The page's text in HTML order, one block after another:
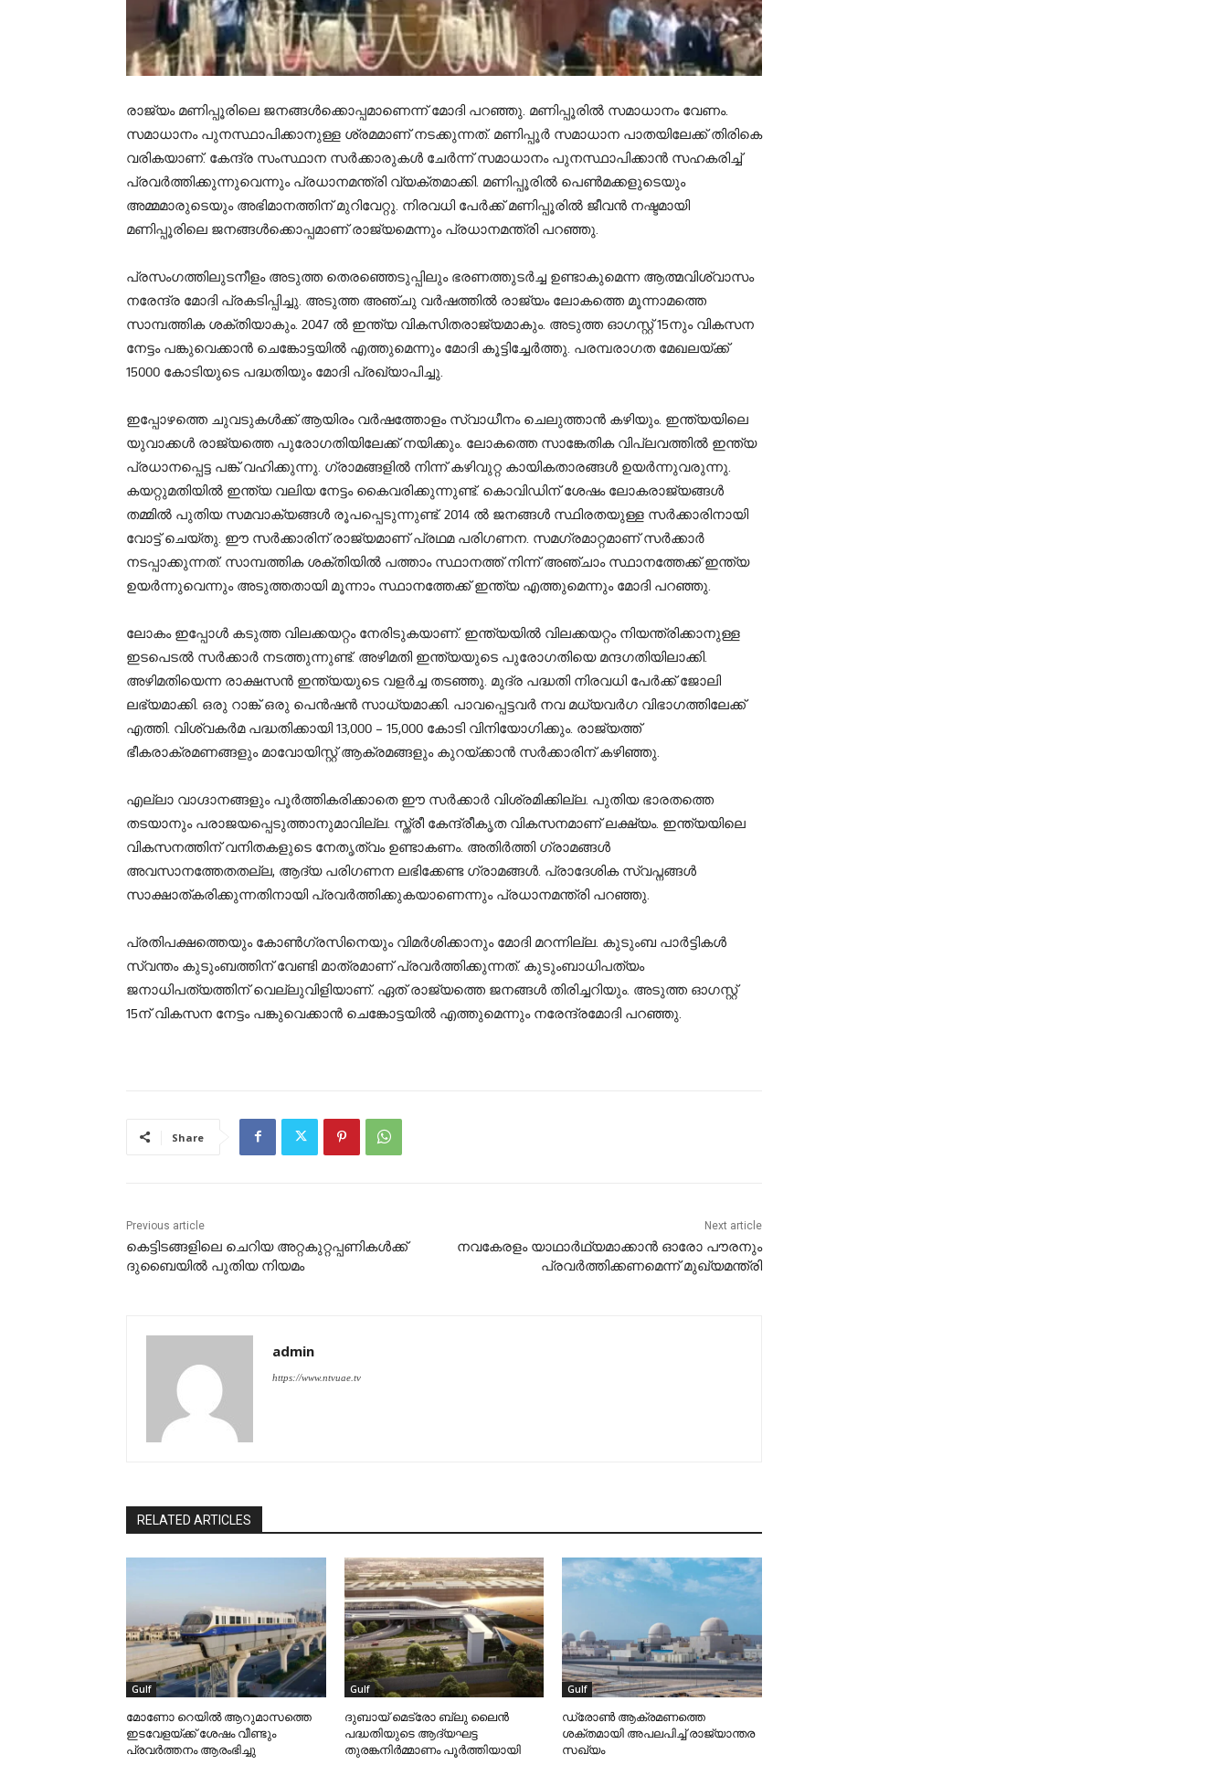
രാജ്യം മണിപ്പൂരിലെ ജനങ്ങൾക്കൊപ്പമാണെന്ന് മോദി പറഞ്ഞു. മണിപ്പൂരിൽ സമാധാനം വേണം.
സമാധാനം പുനസ്ഥാപിക്കാനുള്ള ശ്രമമാണ് നടക്കുന്നത്. മണിപ്പൂർ സമാധാന പാതയിലേക്ക് തിരികെ
വരികയാണ്. കേന്ദ്ര സംസ്ഥാന സർക്കാരുകള്‍ ചേർന്ന് സമാധാനം പുനസ്ഥാപിക്കാൻ സഹകരിച്ച്
പ്രവർത്തിക്കുന്നുവെന്നും പ്രധാനമന്ത്രി വ്യക്തമാക്കി. മണിപ്പൂരിൽ പെൺമക്കളുടെയും
അമ്മമാരുടെയും അഭിമാനത്തിന് മുറിവേറ്റു. നിരവധി പേർക്ക് മണിപ്പൂരിൽ ജീവൻ നഷ്ടമായി
മണിപ്പൂരിലെ ജനങ്ങള്‍ക്കൊപ്പമാണ് രാജ്യമെന്നും പ്രധാനമന്ത്രി പറഞ്ഞു.
പ്രസംഗത്തിലുടനീളം അടുത്ത തെരഞ്ഞെടുപ്പിലും ഭരണത്തുടർച്ച ഉണ്ടാകുമെന്ന ആത്മവിശ്വാസം
നരേന്ദ്ര മോദി പ്രകടിപ്പിച്ചു. അടുത്ത അഞ്ചു വർഷത്തിൽ രാജ്യം ലോകത്തെ മൂന്നാമത്തെ
സാമ്പത്തിക ശക്തിയാകും. 2047 ൽ ഇന്ത്യ വികസിതരാജ്യമാകും. അടുത്ത ഓഗസ്റ്റ് 15നും വികസന
നേട്ടം പങ്കുവെക്കാന്‍ ചെങ്കോട്ടയില്‍ എത്തുമെന്നും മോദി കൂട്ടിച്ചേര്‍ത്തു. പരമ്പരാഗത മേഖലയ്ക്ക്
15000 കോടിയുടെ പദ്ധതിയും മോദി പ്രഖ്യാപിച്ചു.
ഇപ്പോഴത്തെ ചുവടുകള്‍ക്ക് ആയിരം വര്‍ഷത്തോളം സ്വാധീനം ചെലുത്താൻ കഴിയും. ഇന്ത്യയിലെ
യുവാക്കള്‍ രാജ്യത്തെ പുരോഗതിയിലേക്ക് നയിക്കും. ലോകത്തെ സാങ്കേതിക വിപ്ലവത്തില്‍ ഇന്ത്യ
പ്രധാനപ്പെട്ട പങ്ക് വഹിക്കുന്നു. ഗ്രാമങ്ങളില്‍ നിന്ന് കഴിവുറ്റ കായികതാരങ്ങള്‍ ഉയർന്നുവരുന്നു.
കയറ്റുമതിയില്‍ ഇന്ത്യ വലിയ നേട്ടം കൈവരിക്കുന്നുണ്ട്. കൊവിഡിന് ശേഷം ലോകരാജ്യങ്ങള്‍
തമ്മില്‍ പുതിയ സമവാക്യങ്ങള്‍ രൂപപ്പെടുന്നുണ്ട്. 2014 ല്‍ ജനങ്ങള്‍ സ്ഥിരതയുള്ള സർക്കാരിനായി
വോട്ട് ചെയ്തു. ഈ സർക്കാരിന് രാജ്യമാണ് പ്രഥമ പരിഗണന. സമഗ്രമാറ്റമാണ് സർക്കാ‍ർ
നടപ്പാക്കുന്നത്. സാമ്പത്തിക ശക്തിയില്‍ പത്താം സ്ഥാനത്ത് നിന്ന് അഞ്ചാം സ്ഥാനത്തേക്ക് ഇന്ത്യ
ഉയർന്നുവെന്നും അടുത്തതായി മൂന്നാം സ്ഥാനത്തേക്ക് ഇന്ത്യ എത്തുമെന്നും മോദി പറഞ്ഞു.
ലോകം ഇപ്പോള്‍ കടുത്ത വിലക്കയറ്റം നേരിടുകയാണ്. ഇന്ത്യയില്‍ വിലക്കയറ്റം നിയന്ത്രിക്കാനുള്ള
ഇടപെടല്‍ സർക്കാര്‍ നടത്തുന്നുണ്ട്. അഴിമതി ഇന്ത്യയുടെ പുരോഗതിയെ മന്ദഗതിയിലാക്കി.
അഴിമതിയെന്ന രാക്ഷസൻ ഇന്ത്യയുടെ വളർച്ച തടഞ്ഞു. മുദ്ര പദ്ധതി നിരവധി പേർക്ക് ജോലി
ലഭ്യമാക്കി. ഒരു റാങ്ക് ഒരു പെൻഷൻ സാധ്യമാക്കി. പാവപ്പെട്ടവര്‍ നവ മധ്യവർഗ വിഭാഗത്തിലേക്ക്
എത്തി. വിശ്വകർമ പദ്ധതിക്കായി 13,000 – 15,000 കോടി വിനിയോഗിക്കും. രാജ്യത്ത്
ഭീകരാക്രമണങ്ങളും മാവോയിസ്റ്റ് ആക്രമങ്ങളും കുറയ്ക്കാൻ സർക്കാരിന് കഴിഞ്ഞു.
എല്ലാ വാഗ്ദാനങ്ങളും പൂർത്തികരിക്കാതെ ഈ സർക്കാർ വിശ്രമിക്കില്ല. പുതിയ ഭാരതത്തെ
തടയാനും പരാജയപ്പെടുത്താനുമാവില്ല. സ്ത്രീ കേന്ദ്രീകൃത വികസനമാണ് ലക്ഷ്യം. ഇന്ത്യയിലെ
വികസനത്തിന് വനിതകളുടെ നേതൃത്വം ഉണ്ടാകണം. അതിര്‍ത്തി ഗ്രാമങ്ങള്‍
അവസാനത്തേതതല്ല, ആദ്യ പരിഗണന ലഭിക്കേണ്ട ഗ്രാമങ്ങൾ. പ്രാദേശിക സ്വപ്നങ്ങള്‍
സാക്ഷാത്കരിക്കുന്നതിനായി പ്രവർത്തിക്കുകയാണെന്നും പ്രധാനമന്ത്രി പറഞ്ഞു.
പ്രതിപക്ഷത്തെയും കോൺഗ്രസിനെയും വിമർശിക്കാനും മോദി മറന്നില്ല. കുടുംബ പാര്‍ട്ടികള്‍
സ്വന്തം കുടുംബത്തിന് വേണ്ടി മാത്രമാണ് പ്രവർത്തിക്കുന്നത്. കുടുംബാധിപത്യം
ജനാധിപത്യത്തിന് വെല്ലുവിളിയാണ്. ഏത് രാജ്യത്തെ ജനങ്ങൾ തിരിച്ചറിയും. അടുത്ത ഓഗസ്റ്റ്
15ന് വികസന നേട്ടം പങ്കുവെക്കാൻ ചെങ്കോട്ടയില്‍ എത്തുമെന്നും നരേന്ദ്രമോദി പറഞ്ഞു.
Share
Previous article
കെട്ടിടങ്ങളിലെ ചെറിയ അറ്റകുറ്റപ്പണികള്‍ക്ക്
ദുബൈയില്‍ പുതിയ നിയമം
Next article
നവകേരളം യാഥാർഥ്യമാക്കാൻ ഓരോ പൗരനും
പ്രവർത്തിക്കണമെന്ന് മുഖ്യമന്ത്രി
admin
https://www.ntvuae.tv
RELATED ARTICLES
Gulf
മോണോ റെയില്‍ ആറുമാസത്തെ
ഇടവേളയ്ക്ക് ശേഷം വീണ്ടും
പ്രവര്‍ത്തനം ആരംഭിച്ചു
Gulf
ദുബായ് മെട്രോ ബ്ലു ലൈന്‍
പദ്ധതിയുടെ ആദ്യഘട്ട
തുരങ്കനിര്‍മ്മാണം പൂര്‍ത്തിയായി
Gulf
ഡ്രോണ്‍ ആക്രമണത്തെ
ശക്തമായി അപലപിച്ച് രാജ്യാന്തര
സഖ്യം